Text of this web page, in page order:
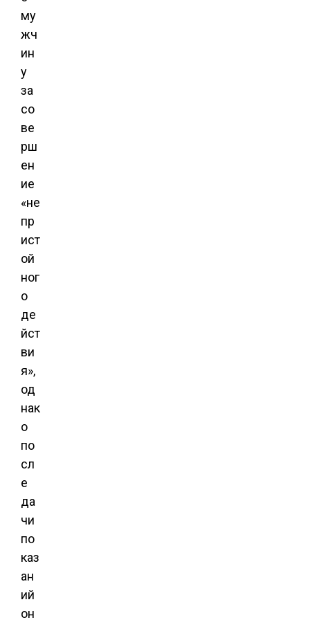
му
жч
ин
у
за
со
ве
рш
ен
ие
«не
пр
ист
ой
ног
о
де
йст
ви
я»,
од
нак
о
по
сл
е
да
чи
по
каз
ан
ий
он